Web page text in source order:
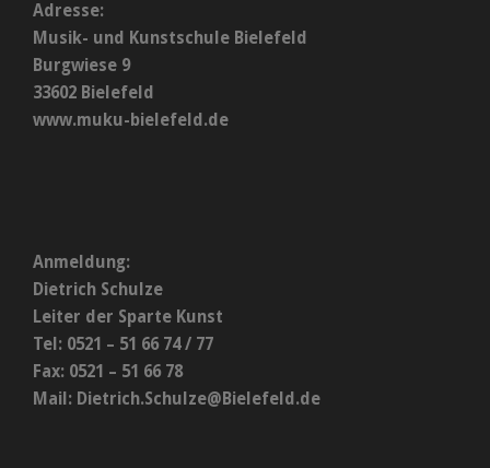
Adresse:
Musik- und Kunstschule Bielefeld
Burgwiese 9
33602 Bielefeld
www.muku-bielefeld.de
Anmeldung:
Dietrich Schulze
Leiter der Sparte Kunst
Tel: 0521 – 51 66 74 / 77
Fax: 0521 – 51 66 78
Mail: Dietrich.Schulze@Bielefeld.de